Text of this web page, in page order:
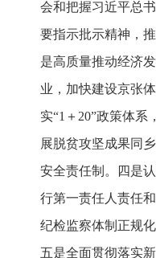
会和把握习近平总
要指示批示精神，
是高质量推动经济
业，加快建设京张
实“1＋20”政策体系
展脱贫攻坚成果同
安全责任制。四是
行第一责任人责任
纪检监察体制正规
五是全面贯彻落实